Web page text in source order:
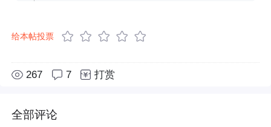
给本帖投票
267 7 打赏
全部评论